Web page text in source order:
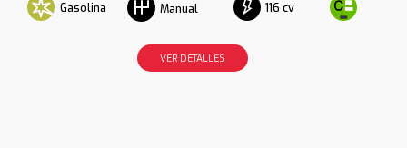
Gasolina Manual 116 cv
VER DETALLES